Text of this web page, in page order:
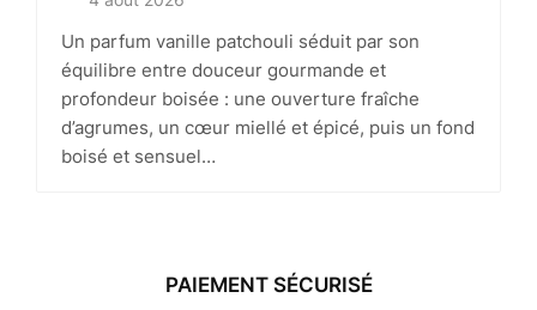
Un parfum vanille patchouli séduit par son
équilibre entre douceur gourmande et
profondeur boisée : une ouverture fraîche
d’agrumes, un cœur miellé et épicé, puis un fond
boisé et sensuel…
PAIEMENT SÉCURISÉ